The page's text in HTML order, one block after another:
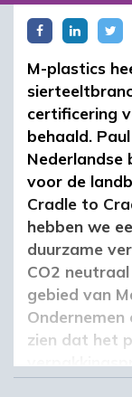
M-plastics
certificering
behaald.
Nederlandse
voor de
Cradle to
hebben we
duurzame
CO2
gebied van
zien dat het
milieubewust